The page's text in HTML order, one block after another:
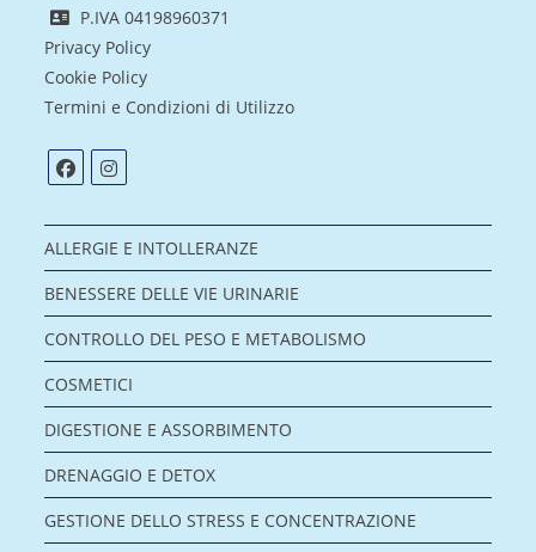
P.IVA 04198960371
Privacy Policy
Cookie Policy
Termini e Condizioni di Utilizzo
ALLERGIE E INTOLLERANZE
BENESSERE DELLE VIE URINARIE
CONTROLLO DEL PESO E METABOLISMO
COSMETICI
DIGESTIONE E ASSORBIMENTO
DRENAGGIO E DETOX
GESTIONE DELLO STRESS E CONCENTRAZIONE